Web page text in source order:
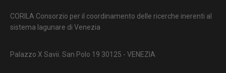
CORILA Consorzio per il coordinamento delle ricerche inerenti al
sistema lagunare di Venezia
Palazzo X Savii. San Polo 19 30125 - VENEZIA